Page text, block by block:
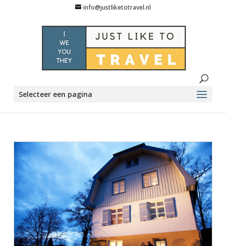
info@justliketotravel.nl
Selecteer een pagina